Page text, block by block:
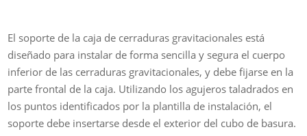
El soporte de la caja de cerraduras gravitacionales está
diseñado para instalar de forma sencilla y segura el cuerpo
inferior de las cerraduras gravitacionales, y debe fijarse en la
parte frontal de la caja. Utilizando los agujeros taladrados en
los puntos identificados por la plantilla de instalación, el
soporte debe insertarse desde el exterior del cubo de basura.